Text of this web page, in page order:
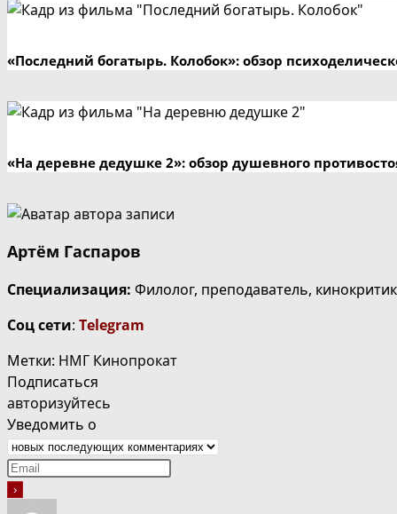
«Последний богатырь. Колобок»: обзор
«На деревне дедушке 2»: обзор душевного
Артём Гаспаров
Специализация: Филолог, преподаватель,
Соц сети: Telegram
Метки: НМГ Кинопрокат
Подписаться
авторизуйтесь
Уведомить о